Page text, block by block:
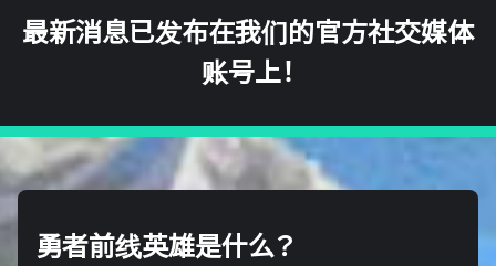
最新消息已发布在我们的官方社交媒体
账号上！
勇者前线英雄是什么？